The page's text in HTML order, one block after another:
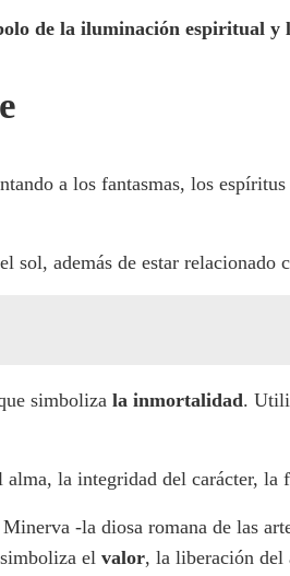
de la iluminación espiritual y
a los fantasmas, los
sol, además de estar relacionado
simbolizala inmortalidad.
la integridad del carácter,
-la diosa romana de las
simboliza elvalor, la liberación del